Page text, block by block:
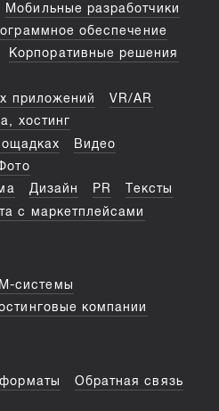
Мобильные разработчики
обеспечение
Корпоративные решения
приложений
VR/AR
хостинг
Видео
Дизайн PR
Тексты
с маркетплейсами
системы
компании
Обратная связь